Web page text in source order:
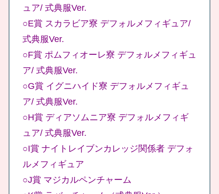
ュア/ 式典服Ver.
○E賞 スカラビア寮 デフォルメフィギュア/
式典服Ver.
○F賞 ポムフィオーレ寮 デフォルメフィギュ
ア/ 式典服Ver.
○G賞 イグニハイド寮 デフォルメフィギュ
ア/ 式典服Ver.
○H賞 ディアソムニア寮 デフォルメフィギ
ュア/ 式典服Ver.
○I賞 ナイトレイブンカレッジ関係者 デフォ
ルメフィギュア
○J賞 マジカルペンチャーム